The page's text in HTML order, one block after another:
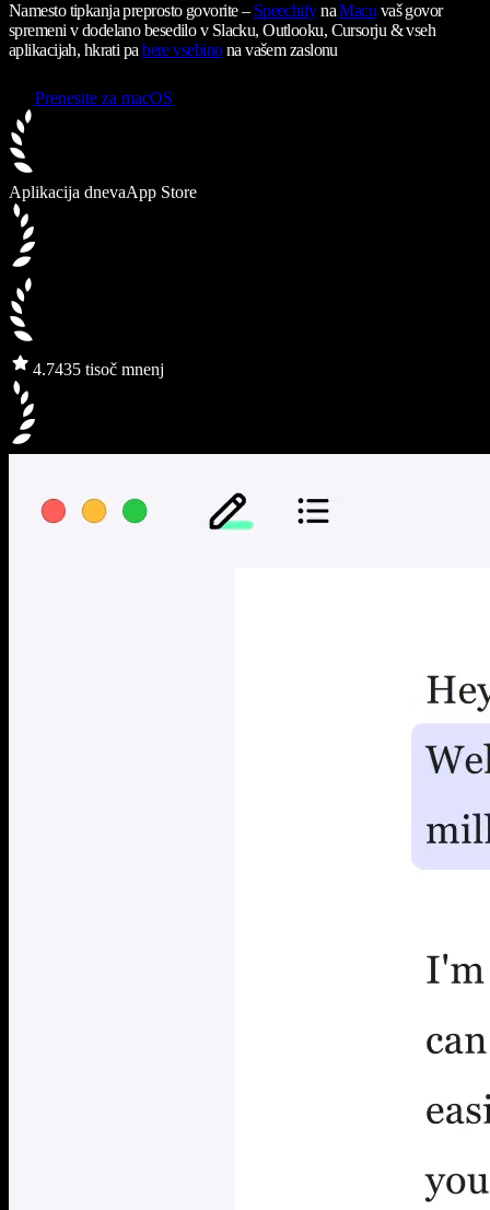
Namesto tipkanja preprosto govorite – SpeechifynaMacu vaš govor
spremeni v dodelano besedilo v Slacku, Outlooku, Cursorju & vseh
aplikacijah, hkrati pabere vsebinona vašem zaslonu
Prenesite za macOS
Aplikacija dnevaApp Store
4.7435 tisoč mnenj